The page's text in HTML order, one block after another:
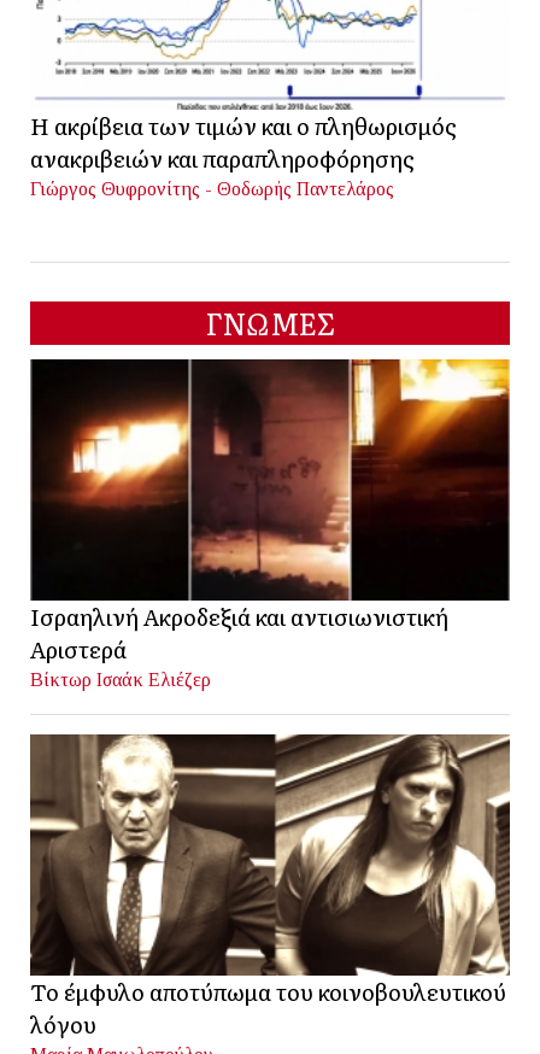
Η ακρίβεια των τιμών και ο πληθωρισμός
ανακριβειών και παραπληροφόρησης
Γιώργος Θυφρονίτης - Θοδωρής Παντελάρος
ΓΝΩΜΕΣ
Ισραηλινή Ακροδεξιά και αντισιωνιστική
Αριστερά
Βίκτωρ Ισαάκ Ελιέζερ
Το έμφυλο αποτύπωμα του κοινοβουλευτικού
λόγου